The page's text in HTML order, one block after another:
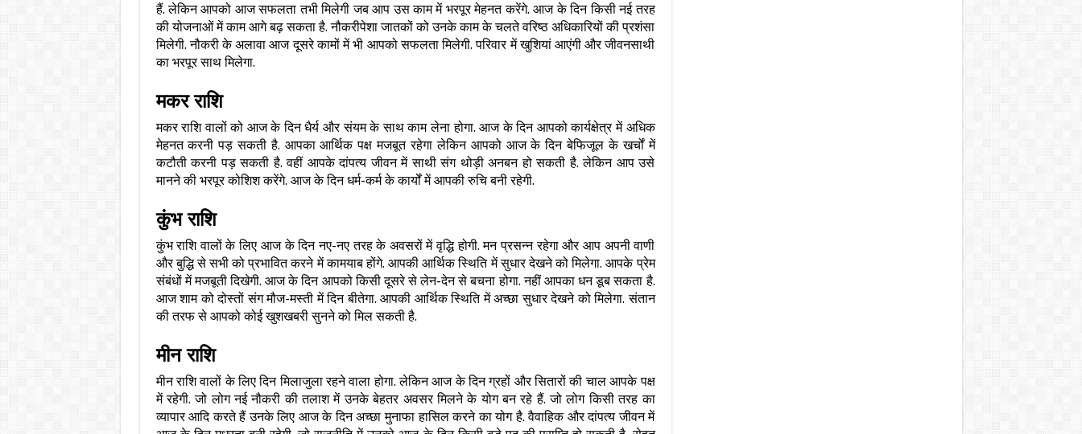
हैं. लेकिन आपको आज सफलता तभी मिलेगी जब आप उस काम में भरपूर मेहनत करेंगे. आज के दिन किसी नई तरह
की योजनाओं में काम आगे बढ़ सकता है. नौकरीपेशा जातकों को उनके काम के चलते वरिष्ठ अधिकारियों की प्रशंसा
मिलेगी. नौकरी के अलावा आज दूसरे कामों में भी आपको सफलता मिलेगी. परिवार में खुशियां आएंगी और जीवनसाथी
का भरपूर साथ मिलेगा.
मकर राशि
मकर राशि वालों को आज के दिन धैर्य और संयम के साथ काम लेना होगा. आज के दिन आपको कार्यक्षेत्र में अधिक
मेहनत करनी पड़ सकती है. आपका आर्थिक पक्ष मजबूत रहेगा लेकिन आपको आज के दिन बेफिजूल के खर्चों में
कटौती करनी पड़ सकती है. वहीं आपके दांपत्य जीवन में साथी संग थोड़ी अनबन हो सकती है. लेकिन आप उसे
मानने की भरपूर कोशिश करेंगे. आज के दिन धर्म-कर्म के कार्यों में आपकी रुचि बनी रहेगी.
कुंभ राशि
कुंभ राशि वालों के लिए आज के दिन नए-नए तरह के अवसरों में वृद्धि होगी. मन प्रसन्न रहेगा और आप अपनी वाणी
और बुद्धि से सभी को प्रभावित करने में कामयाब होंगे. आपकी आर्थिक स्थिति में सुधार देखने को मिलेगा. आपके प्रेम
संबंधों में मजबूती दिखेगी. आज के दिन आपको किसी दूसरे से लेन-देन से बचना होगा. नहीं आपका धन डूब सकता है.
आज शाम को दोस्तों संग मौज-मस्ती में दिन बीतेगा. आपकी आर्थिक स्थिति में अच्छा सुधार देखने को मिलेगा. संतान
की तरफ से आपको कोई खुशखबरी सुनने को मिल सकती है.
मीन राशि
मीन राशि वालों के लिए दिन मिलाजुला रहने वाला होगा. लेकिन आज के दिन ग्रहों और सितारों की चाल आपके पक्ष
में रहेगी. जो लोग नई नौकरी की तलाश में उनके बेहतर अवसर मिलने के योग बन रहे हैं. जो लोग किसी तरह का
व्यापार आदि करते हैं उनके लिए आज के दिन अच्छा मुनाफा हासिल करने का योग है. वैवाहिक और दांपत्य जीवन में